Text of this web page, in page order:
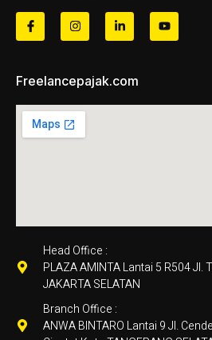
Freelancepajak.com
Head Office :
PLAZA AMINTA Lantai 5 R504 Jl.
JAKARTA SELATAN
Branch Office :
ANWA BINTARO Lantai 9 Jl.